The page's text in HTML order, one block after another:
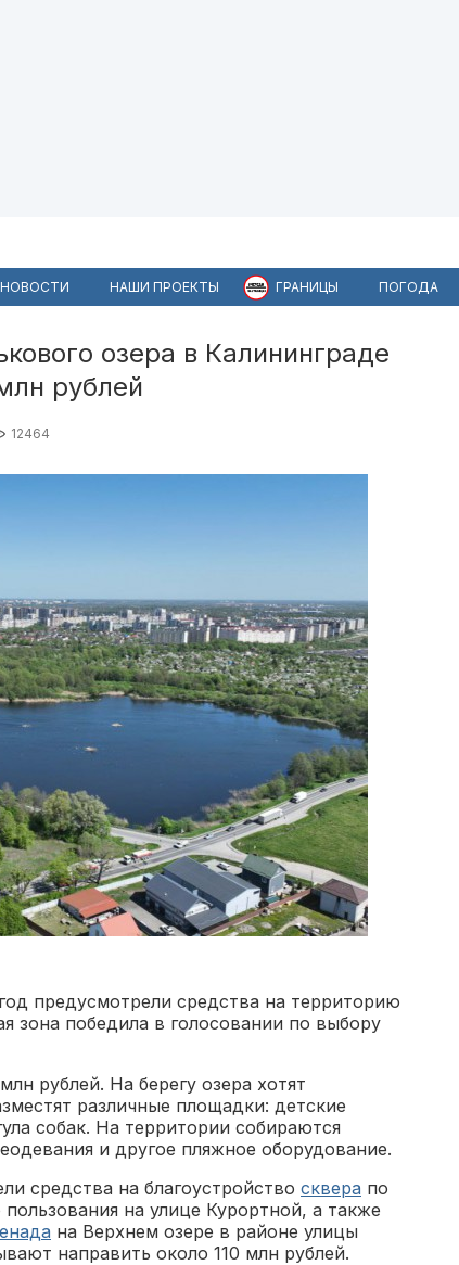
НАШИ ПРОЕКТЫ ГРАНИЦЫ ПОГОДА
озера в Калининграде
рублей
12464
предусмотрели средства на территорию
зона победила в голосовании по выбору
рублей. На берегу озера хотят
различные площадки: детские
собак. На территории собираются
и другое пляжное оборудование.
средства на благоустройство сквера по
на улице Курортной, а также
на Верхнем озере в районе улицы
направить около 110 млн рублей.